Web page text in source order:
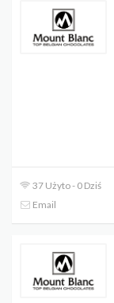
37 Użyto - 0 Dziś
Email